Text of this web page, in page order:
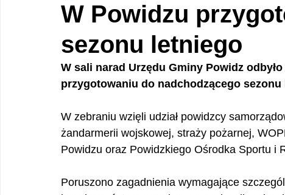
W Powidzu
sezonu letniego
W sali narad Urzędu Gminy Powidz
przygotowaniu do nadchodzącego sezonu
W zebraniu wzięli udział powidzcy
żandarmerii wojskowej, straży pożarnej,
Powidzu oraz Powidzkiego Ośrodka Sportu i
Poruszono zagadnienia wymagające